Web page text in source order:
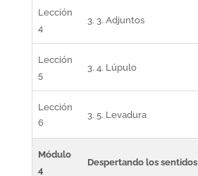
Lección
4
3. 3. Adjuntos
Lección
5
3. 4. Lúpulo
Lección
6
3. 5. Levadura
Módulo
4
Despertando los sentidos